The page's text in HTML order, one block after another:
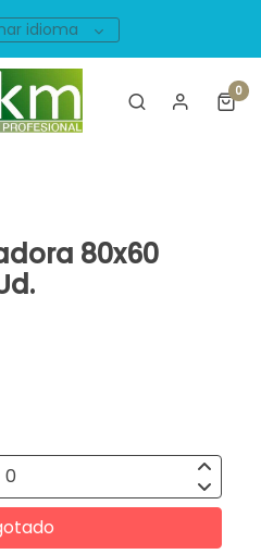
idioma
0
80x60